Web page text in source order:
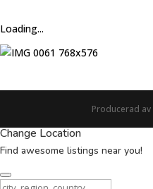
Loading...
Producerad av
Change Location
Find awesome listings near you!